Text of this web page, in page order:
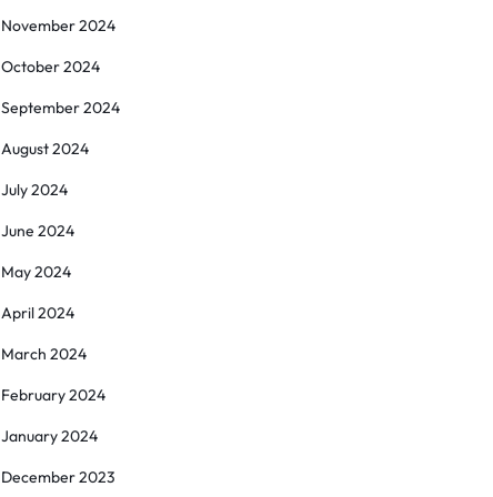
November 2024
October 2024
September 2024
August 2024
July 2024
June 2024
May 2024
April 2024
March 2024
February 2024
January 2024
December 2023